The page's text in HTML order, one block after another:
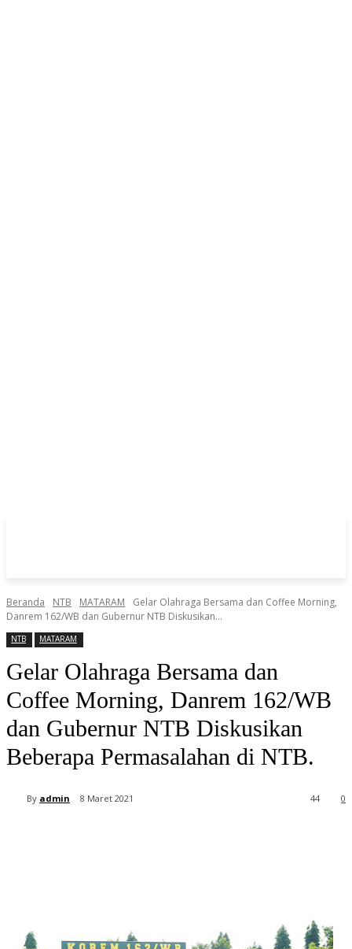
Beranda NTB MATARAM
Gelar Olahraga Bersama dan Coffee Morning,
Danrem 162/WB dan Gubernur NTB Diskusikan...
NTB MATARAM
Gelar Olahraga Bersama dan
Coffee Morning, Danrem 162/WB
dan Gubernur NTB Diskusikan
Beberapa Permasalahan di NTB.
By admin 8 Maret 2021 0
44